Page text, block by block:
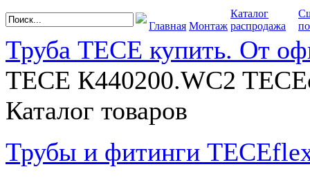
Главная Монтаж
Каталог
распродажа
Труба TECE купить. От
TECE К440200.WC2
Каталог товаров
Трубы и фитинги